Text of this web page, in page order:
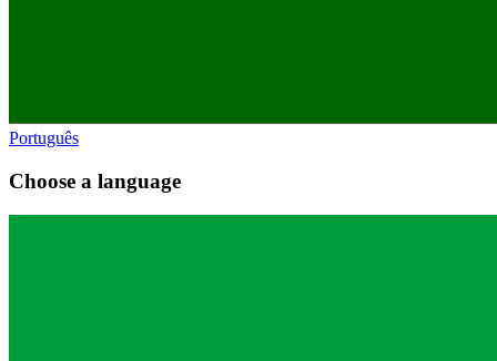
Português
Choose a language